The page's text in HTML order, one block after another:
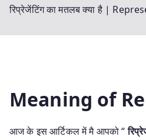
रिप्रेजेंटिंग का मतलब क्या है |
Meaning of
आज के इस आर्टिकल में मै आपको “